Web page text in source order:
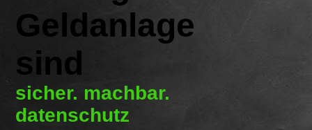
Geldanlage
sind
sicher. machbar.
datenschutz